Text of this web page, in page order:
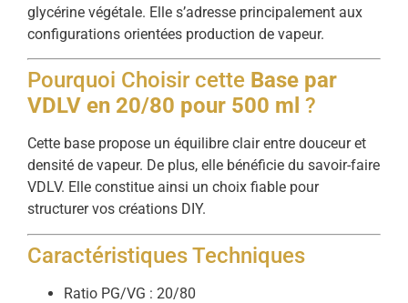
glycérine végétale. Elle s’adresse principalement aux
configurations orientées production de vapeur.
Pourquoi Choisir cette Base par
VDLV en 20/80 pour 500 ml ?
Cette base propose un équilibre clair entre douceur et
densité de vapeur. De plus, elle bénéficie du savoir-faire
VDLV. Elle constitue ainsi un choix fiable pour
structurer vos créations DIY.
Caractéristiques Techniques
Ratio PG/VG : 20/80